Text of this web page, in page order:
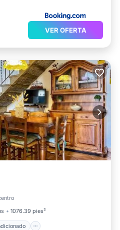
VER OFERTA
1076.39 pies²
mascotas